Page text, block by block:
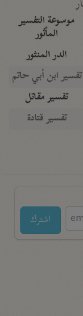
موسوعة التفسير
المأثور
الدر المنثور
تفسير ابن أبي حاتم
تفسير مقاتل
تفسير قتادة
اشترك